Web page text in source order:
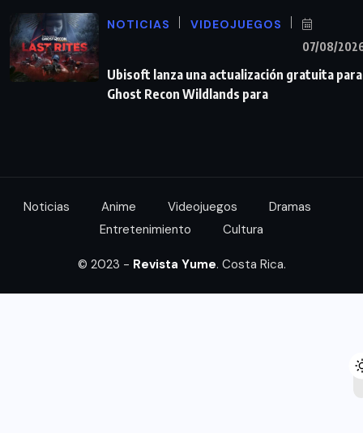
NOTICIAS VIDEOJUEGOS
07/08/
Ubisoft lanza una actualización gratuita para
Ghost Recon Wildlands para
Noticias Anime Videojuegos
Dramas
Entretenimiento
Cultura
© 2023 - Revista Yume. Costa Rica.